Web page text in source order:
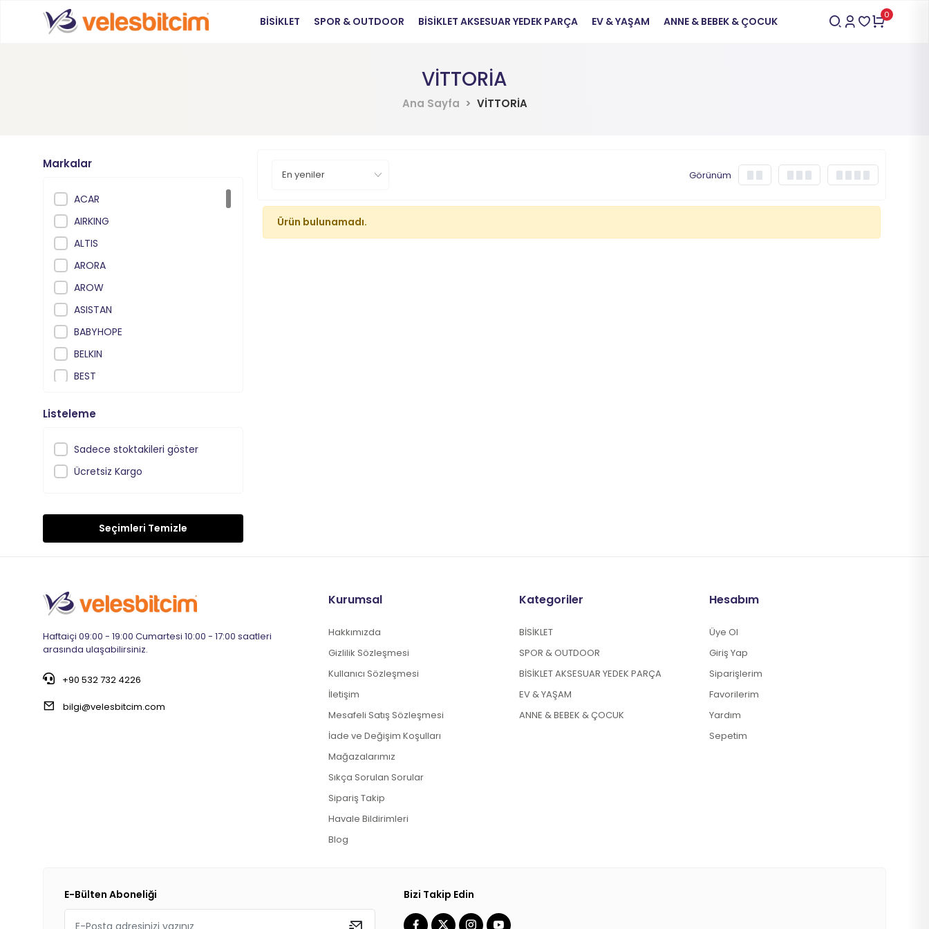
BİSİKLET SPOR & OUTDOOR BİSİKLET AKSESUAR YEDEK PARÇA EV & YAŞAM ANNE & BEBEK & ÇOCUK 0
VİTTORİA
Ana Sayfa VİTTORİA
Markalar
ACAR
AIRKING
ALTIS
ARORA
AROW
ASISTAN
BABYHOPE
BELKIN
BEST
BİSAN
BYTE ORTLES
CAMARO
COOLMAX
DCR
DİGER
DYNAMIC
EDA
İMPACT
Listeleme
Sadece stoktakileri göster
Ücretsiz Kargo
Seçimleri Temizle
Görünüm
Ürün bulunamadı.
Haftaiçi 09:00 - 19:00 Cumartesi 10:00 - 17:00 saatleri
arasında ulaşabilirsiniz.
+90 532 732 4226
bilgi@velesbitcim.com
Kurumsal
Hakkımızda
Gizlilik Sözleşmesi
Kullanıcı Sözleşmesi
İletişim
Mesafeli Satış Sözleşmesi
İade ve Değişim Koşulları
Mağazalarımız
Sıkça Sorulan Sorular
Sipariş Takip
Havale Bildirimleri
Blog
Kategoriler
BİSİKLET
SPOR & OUTDOOR
BİSİKLET AKSESUAR YEDEK PARÇA
EV & YAŞAM
ANNE & BEBEK & ÇOCUK
Hesabım
Üye Ol
Giriş Yap
Siparişlerim
Favorilerim
Yardım
Sepetim
E-Bülten Aboneliği Bizi Takip Edin